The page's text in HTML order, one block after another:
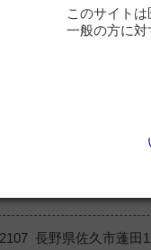
歯科技工
長野県佐久市蓬田
このサイト
一般の方に対